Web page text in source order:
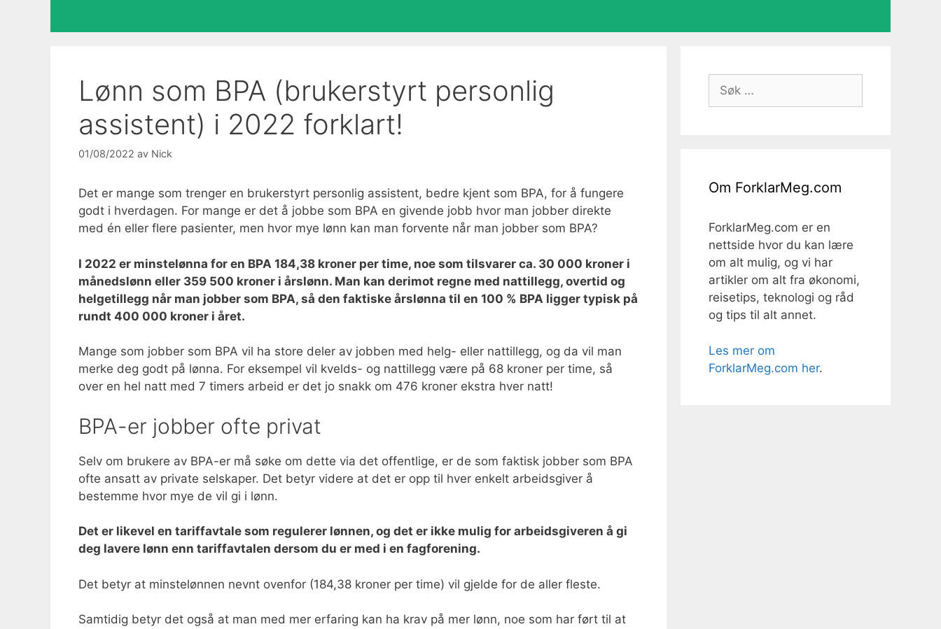
Lønn som BPA (brukerstyrt personlig
assistent) i 2022 forklart!
01/08/2022 av Nick
Det er mange som trenger en brukerstyrt personlig assistent, bedre kjent som BPA, for å fungere
godt i hverdagen. For mange er det å jobbe som BPA en givende jobb hvor man jobber direkte
med én eller flere pasienter, men hvor mye lønn kan man forvente når man jobber som BPA?
I 2022 er minstelønna for en BPA 184,38 kroner per time, noe som tilsvarer ca. 30 000 kroner i
månedslønn eller 359 500 kroner i årslønn. Man kan derimot regne med nattillegg, overtid og
helgetillegg når man jobber som BPA, så den faktiske årslønna til en 100 % BPA ligger typisk på
rundt 400 000 kroner i året.
Mange som jobber som BPA vil ha store deler av jobben med helg- eller nattillegg, og da vil man
merke deg godt på lønna. For eksempel vil kvelds- og nattillegg være på 68 kroner per time, så
over en hel natt med 7 timers arbeid er det jo snakk om 476 kroner ekstra hver natt!
BPA-er jobber ofte privat
Selv om brukere av BPA-er må søke om dette via det offentlige, er de som faktisk jobber som BPA
ofte ansatt av private selskaper. Det betyr videre at det er opp til hver enkelt arbeidsgiver å
bestemme hvor mye de vil gi i lønn.
Det er likevel en tariffavtale som regulerer lønnen, og det er ikke mulig for arbeidsgiveren å gi
deg lavere lønn enn tariffavtalen dersom du er med i en fagforening.
Det betyr at minstelønnen nevnt ovenfor (184,38 kroner per time) vil gjelde for de aller fleste.
Samtidig betyr det også at man med mer erfaring kan ha krav på mer lønn, noe som har ført til at
Søk
etter:
Om ForklarMeg.com
ForklarMeg.com er en
nettside hvor du kan lære
om alt mulig, og vi har
artikler om alt fra økonomi,
reisetips, teknologi og råd
og tips til alt annet.
Les mer om
ForklarMeg.com her.